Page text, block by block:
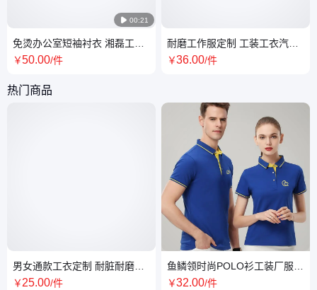
 00:21
免烫办公室短袖衬衣 湘磊工衣
制服定做批发 夏装职业衬衣
￥50.00/件
耐磨工作服定制 工装工衣汽修
厂4s店长袖工服订做
￥36.00/件
热门商品
男女通款工衣定制 耐脏耐磨修
身版型舒适透气企业工作服
￥25.00/件
鱼鳞领时尚POLO衫工装厂服
透气吸汗工作服定做制衣厂
￥32.00/件